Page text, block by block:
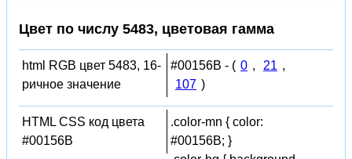
Цвет по числу 5483, цветовая гамма
html RGB цвет 5483, 16-
ричное значение
#00156B - ( 0 , 21 ,
107 )
HTML CSS код цвета
#00156B
.color-mn { color:
#00156B; }